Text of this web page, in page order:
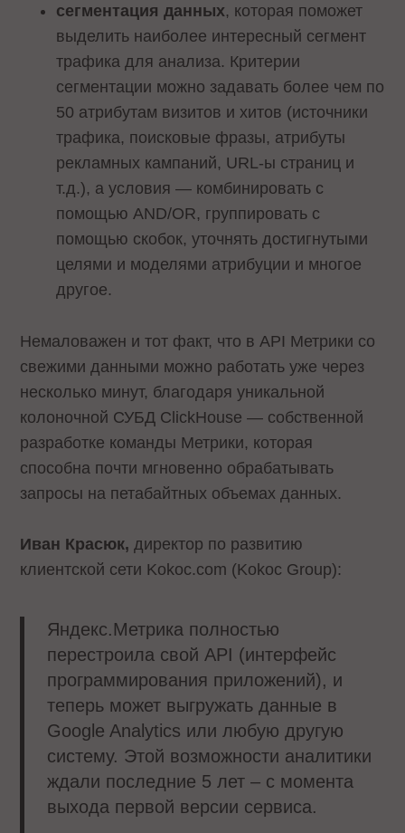
сегментация данных, которая поможет
выделить наиболее интересный сегмент
трафика для анализа. Критерии
сегментации можно задавать более чем по
50 атрибутам визитов и хитов (источники
трафика, поисковые фразы, атрибуты
рекламных кампаний, URL-ы страниц и
т.д.), а условия — комбинировать с
помощью AND/OR, группировать с
помощью скобок, уточнять достигнутыми
целями и моделями атрибуции и многое
другое.
Немаловажен и тот факт, что в API Метрики со
свежими данными можно работать уже через
несколько минут, благодаря уникальной
колоночной СУБД ClickHouse — собственной
разработке команды Метрики, которая
способна почти мгновенно обрабатывать
запросы на петабайтных объемах данных.
Иван Красюк, директор по развитию
клиентской сети Kokoc.com (Kokoc Group):
Яндекс.Метрика полностью
перестроила свой API (интерфейс
программирования приложений), и
теперь может выгружать данные в
Google Analytics или любую другую
систему. Этой возможности аналитики
ждали последние 5 лет – с момента
выхода первой версии сервиса.